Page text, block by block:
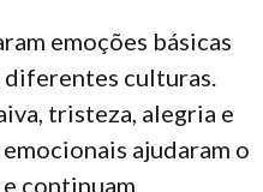
emoções básicas
diferentes culturas.
tristeza, alegria e
ajudaram o
continuam